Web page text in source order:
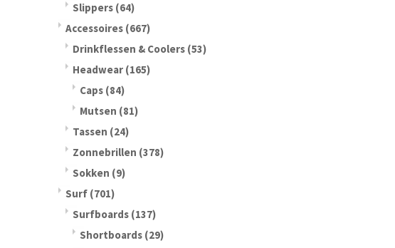
Slippers (64)
Accessoires (667)
Drinkflessen & Coolers (53)
Headwear (165)
Caps (84)
Mutsen (81)
Tassen (24)
Zonnebrillen (378)
Sokken (9)
Surf (701)
Surfboards (137)
Shortboards (29)